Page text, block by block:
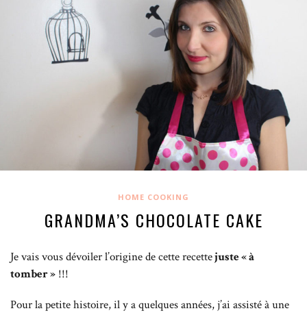
HOME COOKING
GRANDMA’S CHOCOLATE CAKE
Je vais vous dévoiler l’origine de cette recettejuste « à
tomber » !!!
Pour la petite histoire, il y a quelques années, j’ai assisté à une